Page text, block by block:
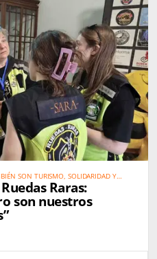
SON TURISMO, SOLIDARIDAD Y
Raras:
son nuestros